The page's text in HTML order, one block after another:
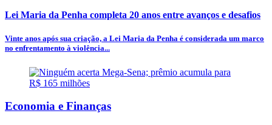
Lei Maria da Penha completa 20 anos entre avanços e desafios
Vinte anos após sua criação, a Lei Maria da Penha é considerada um marco
no enfrentamento à violência...
Economia e Finanças